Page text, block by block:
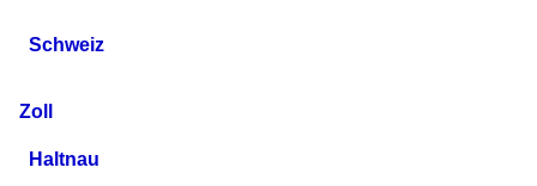
Schweiz
Zoll
Haltnau